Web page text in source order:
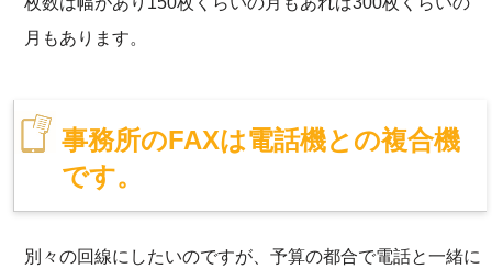
月もあります。
事務所のFAXは電話機との複合機
です。
別々の回線にしたいのですが、予算の都合で電話と一緒に